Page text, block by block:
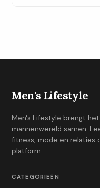
Men's Lifestyle
Men's Lifestyle brengt
mannenwereld samen.
fitness, mode en relaties
platform.
CATEGORIEËN